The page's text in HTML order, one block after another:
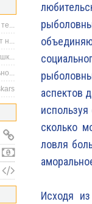
н...
аспектов
сколько
ловля
Исходя